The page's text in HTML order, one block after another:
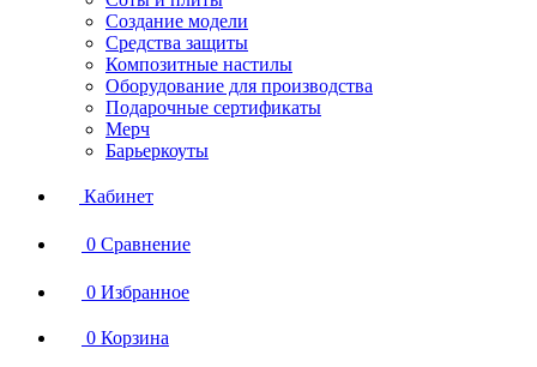
Создание модели
Средства защиты
Композитные настилы
Оборудование для производства
Подарочные сертификаты
Мерч
Барьеркоуты
Кабинет
0 Сравнение
0 Избранное
0 Корзина